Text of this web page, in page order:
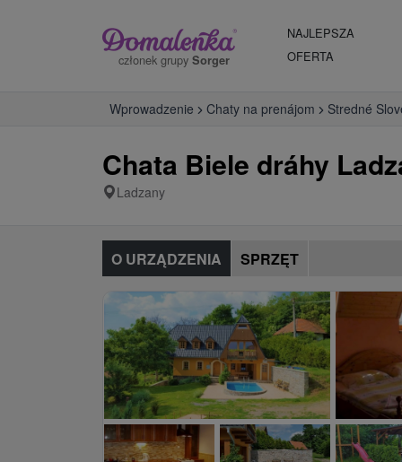
członek grupy Sorger
NAJLEPSZA
OFERTA
Wprowadzenie Chaty na prenájom Stredné
Chata Biele dráhy
Ladzany
O URZĄDZENIA SPRZĘT